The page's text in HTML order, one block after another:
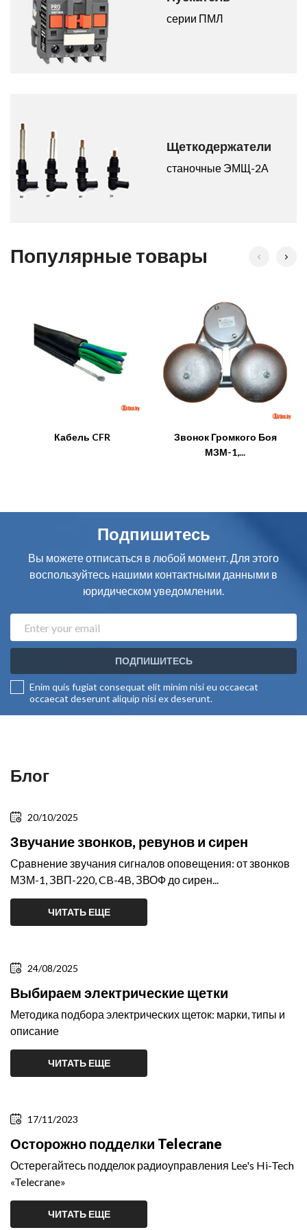
серии ПМЛ
Щеткодержатели
станочные ЭМЩ-2А
Популярные товары
Кабель CFR
Звонок Громкого Боя
МЗМ-1,...
Подпишитесь
Вы можете отписаться в любой момент. Для этого
воспользуйтесь нашими контактными данными в
юридическом уведомлении.
ПОДПИШИТЕСЬ
Enim quis fugiat consequat elit minim nisi eu occaecat
occaecat deserunt aliquip nisi ex deserunt.
Блог
20/10/2025
Звучание звонков, ревунов и сирен
Сравнение звучания сигналов оповещения: от звонков
МЗМ-1, ЗВП-220, CB-4B, ЗВОФ до сирен...
ЧИТАТЬ ЕЩЕ
24/08/2025
Выбираем электрические щетки
Методика подбора электрических щеток: марки, типы и
описание
ЧИТАТЬ ЕЩЕ
17/11/2023
Осторожно подделки Telecrane
Остерегайтесь подделок радиоуправления Lee's Hi-Tech
«Telecrane»
ЧИТАТЬ ЕЩЕ